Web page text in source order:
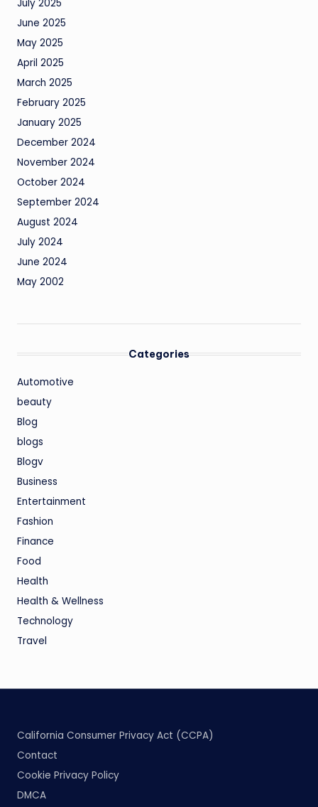
July 2025
June 2025
May 2025
April 2025
March 2025
February 2025
January 2025
December 2024
November 2024
October 2024
September 2024
August 2024
July 2024
June 2024
May 2002
Categories
Automotive
beauty
Blog
blogs
Blogv
Business
Entertainment
Fashion
Finance
Food
Health
Health & Wellness
Technology
Travel
California Consumer Privacy Act (CCPA)
Contact
Cookie Privacy Policy
DMCA